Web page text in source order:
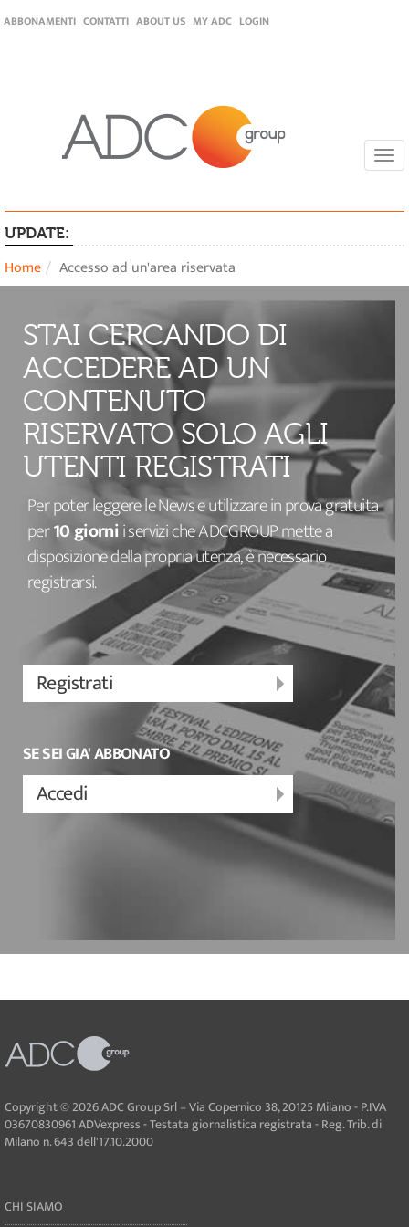
ABBONAMENTI CONTATTI ABOUT US MY ADC LOGIN
UPDATE:
Home Accesso ad un'area riservata
STAI CERCANDO DI
ACCEDERE AD UN
CONTENUTO
RISERVATO SOLO AGLI
UTENTI REGISTRATI
Per poter leggere le News e utilizzare in prova gratuita
per10 giornii servizi che ADCGROUP mette a
disposizione della propria utenza, è necessario
registrarsi.
Registrati
SE SEI GIA' ABBONATO
Accedi
Copyright © 2026 ADC Group Srl – Via Copernico 38, 20125 Milano - P.IVA
03670830961 ADVexpress - Testata giornalistica registrata - Reg. Trib. di
Milano n. 643 dell'17.10.2000
CHI SIAMO